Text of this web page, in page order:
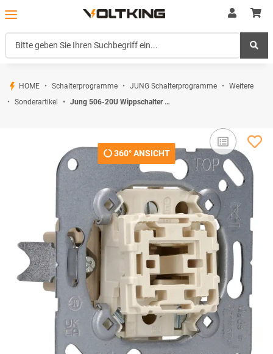
HOME Schalterprogramme JUNG Schalterprogramme
Weitere
Sonderartikel
Jung 506-20U Wippschalter Universal Aus-Wechsel
360° ANSICHT